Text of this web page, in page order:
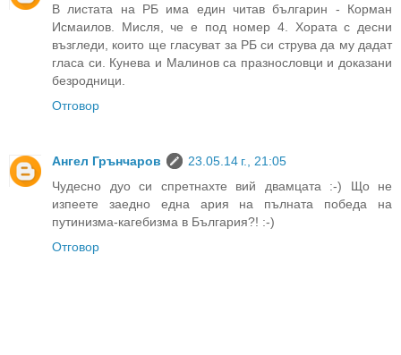
В листата на РБ има един читав българин - Корман
Исмаилов. Мисля, че е под номер 4. Хората с десни
възгледи, които ще гласуват за РБ си струва да му дадат
гласа си. Кунева и Малинов са празнословци и доказани
безродници.
Отговор
Ангел Грънчаров
23.05.14 г., 21:05
Чудесно дуо си спретнахте вий двамцата :-) Що не
изпеете заедно една ария на пълната победа на
путинизма-кагебизма в България?! :-)
Отговор